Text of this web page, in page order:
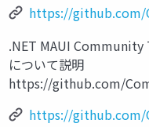
https://github.com/
.NET MAUI
について説明
https://github.com/
https://github.com/